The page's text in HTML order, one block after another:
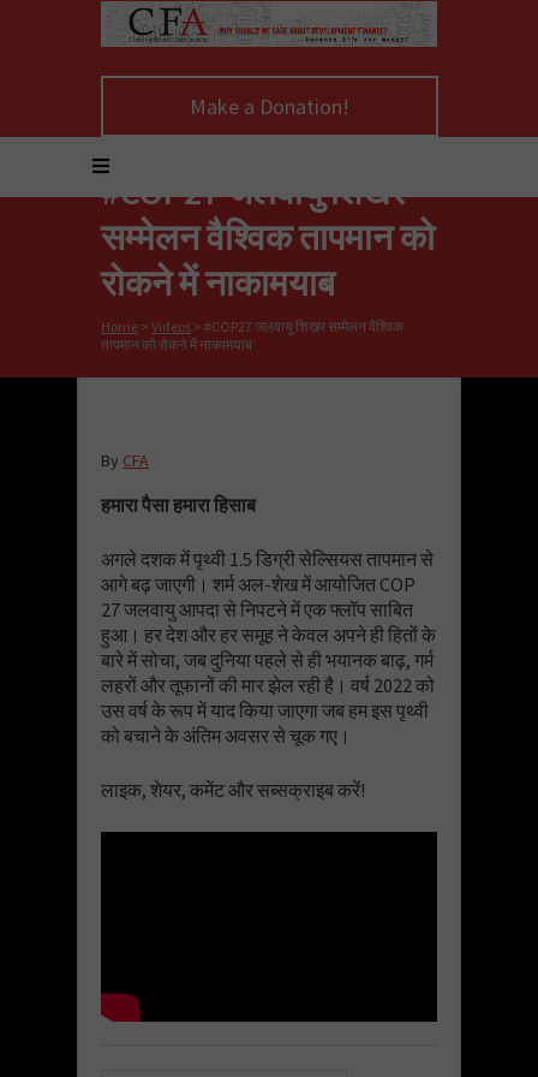
Make a Donation!
#COP27 जलवायु शिखर
सम्मेलन वैश्विक तापमान को
रोकने में नाकामयाब
Home > Videos > #COP27 जलवायु शिखर सम्मेलन वैश्विक
तापमान को रोकने में नाकामयाब
By CFA
हमारा पैसा हमारा हिसाब
अगले दशक में पृथ्वी 1.5 डिग्री सेल्सियस तापमान से
आगे बढ़ जाएगी। शर्म अल-शेख में आयोजित COP
27 जलवायु आपदा से निपटने में एक फ्लॉप साबित
हुआ। हर देश और हर समूह ने केवल अपने ही हितों के
बारे में सोचा, जब दुनिया पहले से ही भयानक बाढ़, गर्म
लहरों और तूफानों की मार झेल रही है। वर्ष 2022 को
उस वर्ष के रूप में याद किया जाएगा जब हम इस पृथ्वी
को बचाने के अंतिम अवसर से चूक गए।
लाइक, शेयर, कमेंट और सब्सक्राइब करें!